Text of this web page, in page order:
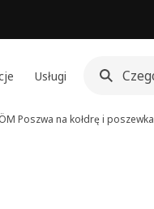
Usługi
Poszwa na kołdrę i poszewka